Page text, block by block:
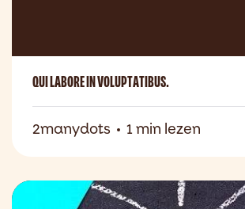
QUI LABORE IN VOLUPTATIBUS.
2manydots 1 min lezen